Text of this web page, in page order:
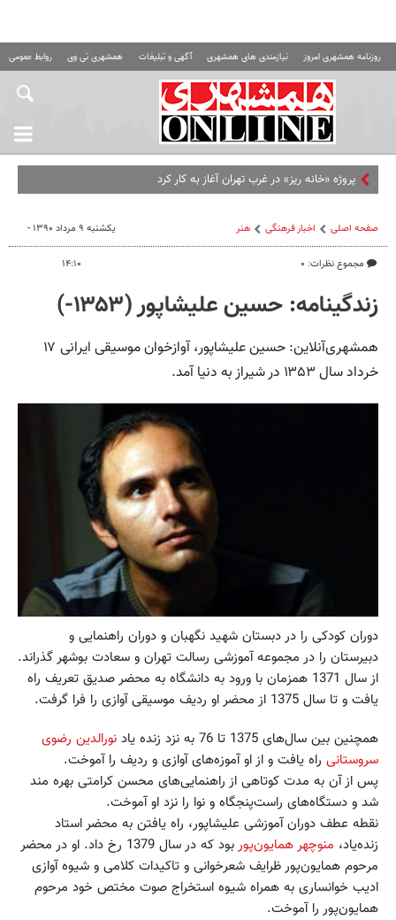
روزنامه همشهری امروز نیازمندی های همشهری آگهی و تبلیغات همشهری تی وی روابط عمومی
صفحه اصلی اخبار فرهنگی هنر
مجموع نظرات: ۰
یکشنبه ۹ مرداد ۱۳۹۰ -
۱۴:۱۰
زندگینامه: حسین علیشاپور (۱۳۵۳-)
همشهری‌آنلاین: حسین علیشاپور، آوازخوان موسیقی ایرانی ۱۷
خرداد سال ۱۳۵۳ در شیراز به دنیا آمد.
دوران کودکی را در دبستان شهید نگهبان و دوران راهنمایی و
دبیرستان را در مجموعه آموزشی رسالت تهران و سعادت بوشهر گذراند.
از سال 1371 همزمان با ورود به دانشگاه به محضر صدیق تعریف راه
یافت و تا سال 1375 از محضر او ردیف موسیقی آوازی را فرا گرفت.
همچنین بین سال‌های 1375 تا 76 به نزد زنده یاد
نورالدین رضوی
سروستانی راه یافت و از او آموزه‌های آوازی و ردیف را آموخت.
پس از آن به مدت کوتاهی از راهنمایی‌های محسن کرامتی بهره ‌مند
شد و دستگاه‌های راست‌پنجگاه و نوا را نزد او آ‌موخت.
نقطه عطف دوران آموزشی علیشاپور، راه یافتن به محضر استاد
زنده‌یاد، منوچهر همایون‌پور
بود که در سال 1379 رخ داد. او در محضر
مرحوم همایون‌پور ظرایف شعر‌خوانی و تاکیدات کلامی و شیوه آوازی
ادیب خوانساری به همراه شیوه استخراج صوت مختص خود مرحوم
همایون‌پور را آموخت.